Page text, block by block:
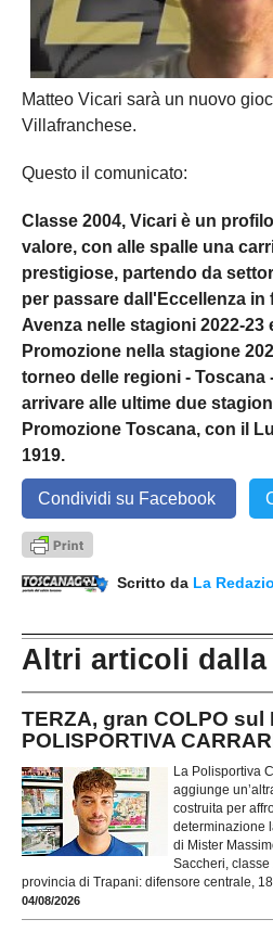
Matteo Vicari sarà un nuovo
Villafranchese.
Questo il comunicato:
Classe 2004, Vicari è un
valore, con alle spalle una
prestigiose, partendo da
per passare dall'Eccellenza in
Avenza nelle stagioni 2022-23
Promozione nella stagione
torneo delle regioni - Toscana
arrivare alle ultime due
Promozione Toscana, con il
1919.
Condividi su Facebook
Scritto da La
Altri articoli dalla
TERZA, gran COLPO sul
POLISPORTIVA
La Polisportiva
aggiunge
costruita per
determinazione
di Mister
Saccheri,
provincia di Trapani: difensore centrale,
04/08/2026